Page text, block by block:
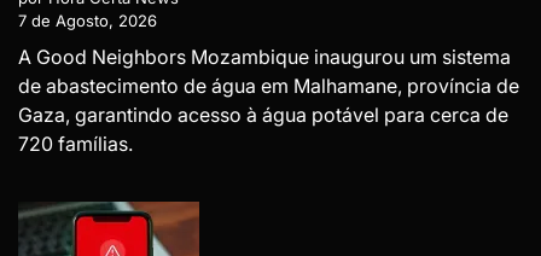
7 de Agosto, 2026
A Good Neighbors Mozambique inaugurou um sistema
de abastecimento de água em Malhamane, província de
Gaza, garantindo acesso à água potável para cerca de
720 famílias.